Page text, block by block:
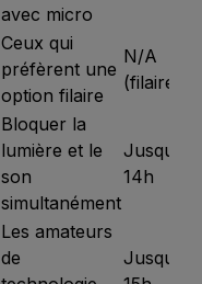
avec micro
Ceux qui
préfèrent une
option filaire
N/A
(filaire)
Bloquer la
lumière et le
son
simultanément
Jusqu'à
14h
Les amateurs
de
Jusqu'à